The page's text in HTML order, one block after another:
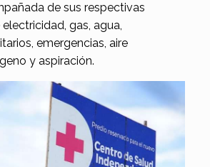
de sus respectivas
gas, agua,
emergencias, aire
y aspiración.